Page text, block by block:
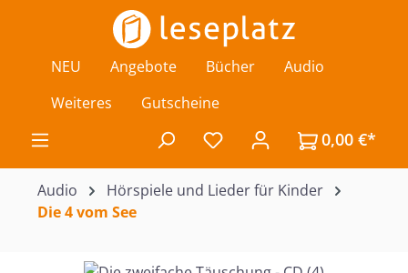
Zum Hauptinhalt springen
NEU Angebote Bücher
Audio
Weiteres
Gutscheine
Du hast 0 Produkte auf
0,00 €*
Audio
Hörspiele und Lieder für Kinder
Die 4 vom See
Bildergalerie überspringen